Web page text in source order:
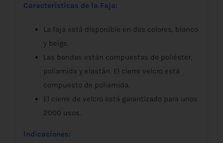
Características de la Faja:
La faja está disponible en dos colores, blanco
y beige.
Las bandas están compuestas de poliéster,
poliamida y elastán. El cierre velcro está
compuesto de poliamida.
El cierre de velcro está garantizado para unos
2000 usos.
Indicaciones: